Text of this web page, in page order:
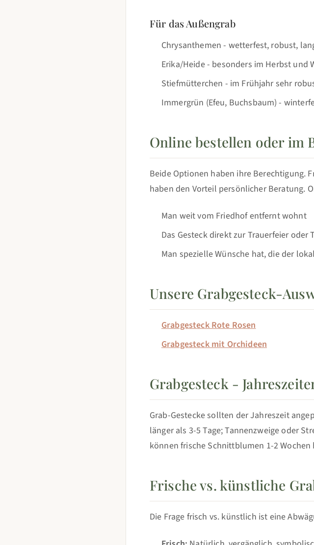
Für das Außengrab
Chrysanthemen - wetterfest, robust,
Erika/Heide - besonders im Herbst und
Stiefmütterchen - im Frühjahr sehr
Immergrün (Efeu, Buchsbaum) -
Online bestellen oder im
Beide Optionen haben ihre Berechtigung.
haben den Vorteil persönlicher Beratung.
Man weit vom Friedhof entfernt wohnt
Das Gesteck direkt zur Trauerfeier
Man spezielle Wünsche hat, die der
Unsere Grabgesteck-
Grabgesteck Rote Rosen
Grabgesteck mit Orchideen
Grabgesteck -
Grab-Gestecke sollten der Jahreszeit
länger als 3-5 Tage; Tannenzweige oder
können frische Schnittblumen 1-2
Frische vs. künstliche
Die Frage frisch vs. künstlich ist eine